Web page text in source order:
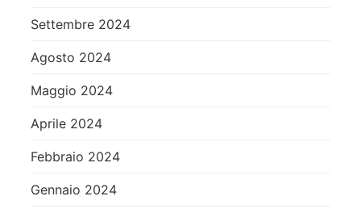
Settembre 2024
Agosto 2024
Maggio 2024
Aprile 2024
Febbraio 2024
Gennaio 2024